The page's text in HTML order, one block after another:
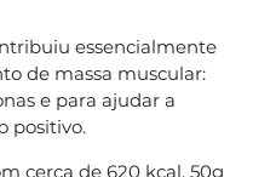
essencialmente
de massa muscular:
e para ajudar a
positivo.
cerca de 620 kcal, 50g